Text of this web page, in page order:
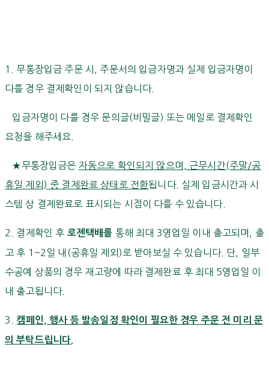
1. 무통장입금 주문 시, 주문서의 입금자명과 실제 입금자명이
다를 경우 결제확인이 되지 않습니다.
입금자명이 다를 경우 문의글(비밀글) 또는 메일로 결제확인
요청을 해주세요.
★무통장입금은 자동으로 확인되지 않으며, 근무시간(주말/공
휴일 제외) 중 결제완료 상태로 전환됩니다. 실제 입금시간과 시
스템 상 결제완료로 표시되는 시점이 다를 수 있습니다.
2. 결제확인 후 로젠택배를 통해 최대 3영업일 이내 출고되며, 출
고 후 1~2일 내(공휴일 제외)로 받아보실 수 있습니다. 단, 일부
수공예 상품의 경우 재고량에 따라 결제완료 후 최대 5영업일 이
내 출고됩니다.
3. 캠페인, 행사 등 발송일정 확인이 필요한 경우 주문 전 미리 문
의 부탁드립니다.